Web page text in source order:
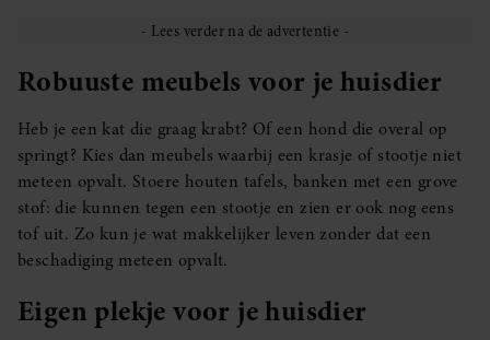
Robuuste meubels voor je huisdier
Heb je een kat die graag krabt? Of een hond die overal op
springt? Kies dan meubels waarbij een krasje of stootje niet
meteen opvalt. Stoere houten tafels, banken met een grove
stof: die kunnen tegen een stootje en zien er ook nog eens
tof uit. Zo kun je wat makkelijker leven zonder dat een
beschadiging meteen opvalt.
Eigen plekje voor je huisdier